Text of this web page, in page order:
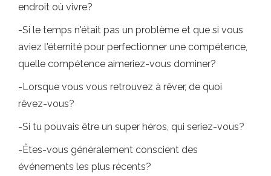
endroit où vivre?
-Si le temps n'était pas un problème et que si vous
aviez l'éternité pour perfectionner une compétence,
quelle compétence aimeriez-vous dominer?
-Lorsque vous vous retrouvez à rêver, de quoi
rêvez-vous?
-Si tu pouvais être un super héros, qui seriez-vous?
-Êtes-vous généralement conscient des
événements les plus récents?